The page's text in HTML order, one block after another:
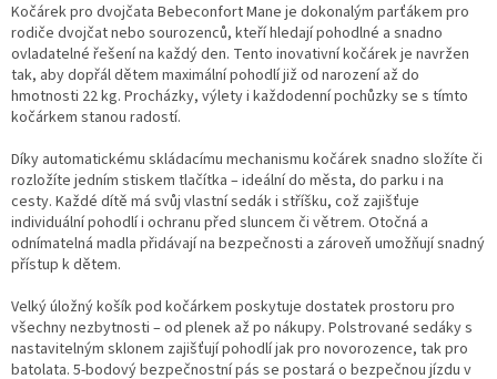
Kočárek pro dvojčata Bebeconfort Mane je dokonalým parťákem pro
rodiče dvojčat nebo sourozenců, kteří hledají pohodlné a snadno
ovladatelné řešení na každý den. Tento inovativní kočárek je navržen
tak, aby dopřál dětem maximální pohodlí již od narození až do
hmotnosti 22 kg. Procházky, výlety i každodenní pochůzky se s tímto
kočárkem stanou radostí.
Díky automatickému skládacímu mechanismu kočárek snadno složíte či
rozložíte jedním stiskem tlačítka – ideální do města, do parku i na
cesty. Každé dítě má svůj vlastní sedák i stříšku, což zajišťuje
individuální pohodlí i ochranu před sluncem či větrem. Otočná a
odnímatelná madla přidávají na bezpečnosti a zároveň umožňují snadný
přístup k dětem.
Velký úložný košík pod kočárkem poskytuje dostatek prostoru pro
všechny nezbytnosti – od plenek až po nákupy. Polstrované sedáky s
nastavitelným sklonem zajišťují pohodlí jak pro novorozence, tak pro
batolata. 5-bodový bezpečnostní pás se postará o bezpečnou jízdu v